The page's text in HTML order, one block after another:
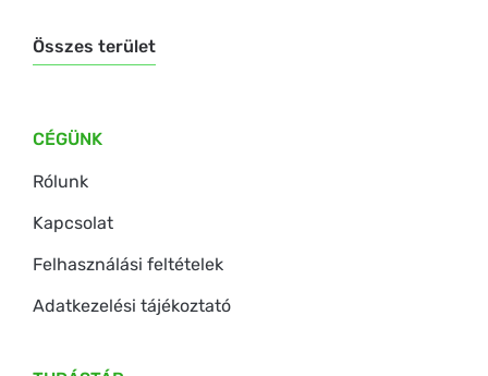
Összes terület
CÉGÜNK
Rólunk
Kapcsolat
Felhasználási feltételek
Adatkezelési tájékoztató